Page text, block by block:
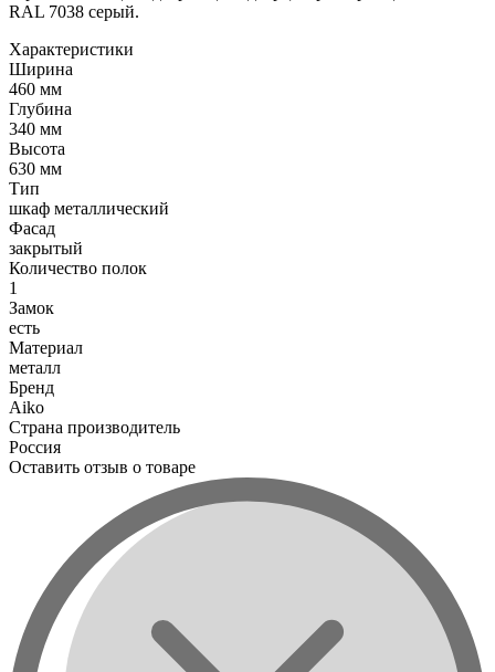
RAL 7038 серый.
Характеристики
Ширина
460 мм
Глубина
340 мм
Высота
630 мм
Тип
шкаф металлический
Фасад
закрытый
Количество полок
1
Замок
есть
Материал
металл
Бренд
Aiko
Страна производитель
Россия
Оставить отзыв о товаре